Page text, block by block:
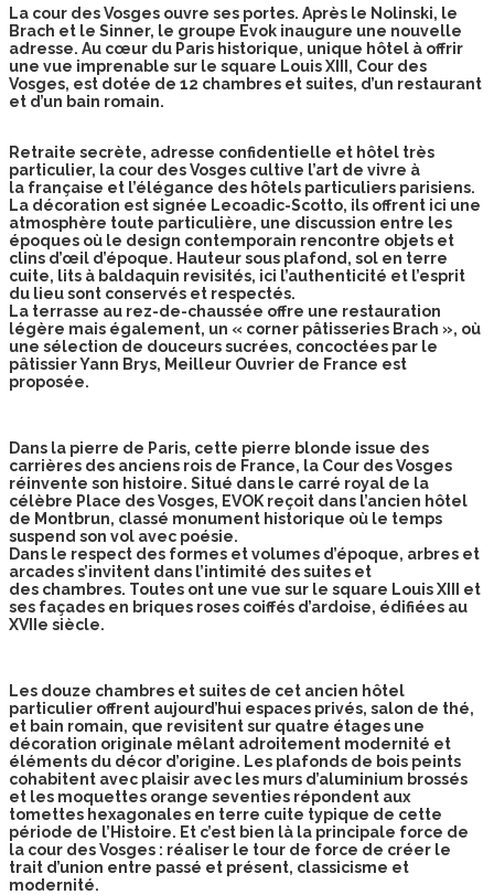
La cour des Vosges ouvre ses portes. Après le Nolinski, le
Brach et le Sinner, le groupe Evok inaugure une nouvelle
adresse. Au cœur du Paris historique, unique hôtel à offrir
une vue imprenable sur le square Louis XIII, Cour des
Vosges, est dotée de 12 chambres et suites, d’un restaurant
et d’un bain romain.
Retraite secrète, adresse confidentielle et hôtel très
particulier, la cour des Vosges cultive l’art de vivre à
la française et l’élégance des hôtels particuliers parisiens.
La décoration est signée Lecoadic-Scotto, ils offrent ici une
atmosphère toute particulière, une discussion entre les
époques où le design contemporain rencontre objets et
clins d’œil d’époque. Hauteur sous plafond, sol en terre
cuite, lits à baldaquin revisités, ici l’authenticité et l’esprit
du lieu sont conservés et respectés.
La terrasse au rez-de-chaussée offre une restauration
légère mais également, un « corner pâtisseries Brach », où
une sélection de douceurs sucrées, concoctées par le
pâtissier Yann Brys, Meilleur Ouvrier de France est
proposée.
Dans la pierre de Paris, cette pierre blonde issue des
carrières des anciens rois de France, la Cour des Vosges
réinvente son histoire. Situé dans le carré royal de la
célèbre Place desVosges, EVOK reçoit dans l’ancien hôtel
de Montbrun, classé monument historique où le temps
suspend son vol avec poésie.
Dans le respect des formes et volumes d’époque, arbres et
arcades s’invitent dans l’intimité des suites et
des chambres. Toutes ont une vue sur le square Louis XIII et
ses façades en briques roses coiffés d’ardoise, édifiées au
XVIIe siècle.
Les douze chambres et suites de cet ancien hôtel
particulier offrent aujourd’hui espaces privés, salon de thé,
et bain romain, que revisitent sur quatre étages une
décoration originale mêlant adroitement modernité et
éléments du décor d’origine. Les plafonds de bois peints
cohabitent avec plaisir avec les murs d’aluminium brossés
et les moquettes orange seventies répondent aux
tomettes hexagonales en terre cuite typique de cette
période de l’Histoire. Et c’est bien là la principale force de
la cour des Vosges : réaliser le tour de force de créer le
trait d’union entre passé et présent, classicisme et
modernité.